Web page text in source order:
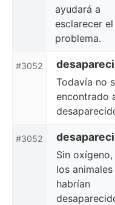
ayudará a
esclarecer el
problema.
#3052
Todavía no
encontrado
#3052
Sin
los animales
habrían